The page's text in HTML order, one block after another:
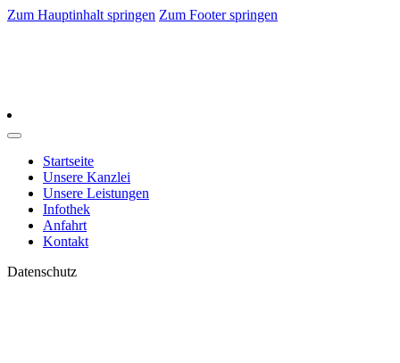
Zum Hauptinhalt springen Zum Footer springen
Startseite
Unsere Kanzlei
Unsere Leistungen
Infothek
Anfahrt
Kontakt
Datenschutz